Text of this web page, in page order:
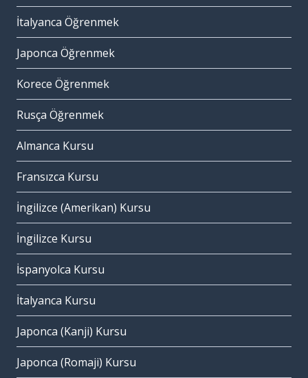
İtalyanca Öğrenmek
Japonca Öğrenmek
Korece Öğrenmek
Rusça Öğrenmek
Almanca Kursu
Fransızca Kursu
İngilizce (Amerikan) Kursu
İngilizce Kursu
İspanyolca Kursu
İtalyanca Kursu
Japonca (Kanji) Kursu
Japonca (Romaji) Kursu